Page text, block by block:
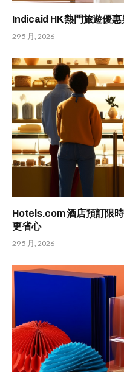
Indicaid HK 熱門旅遊優
29 5 月, 2026
Hotels.com 酒店預訂限
更省心
29 5 月, 2026